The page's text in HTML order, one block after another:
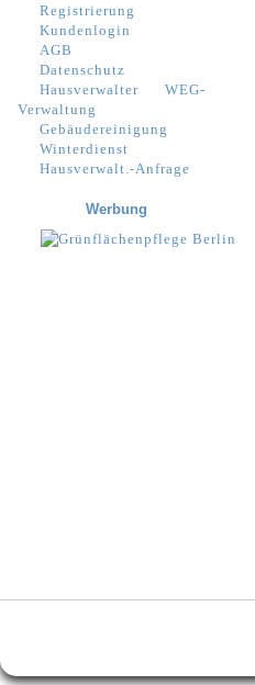
Registrierung
Kundenlogin
AGB
Datenschutz
Hausverwalter
WEG-
Verwaltung
Gebäudereinigung
Winterdienst
Hausverwalt.-Anfrage
Werbung